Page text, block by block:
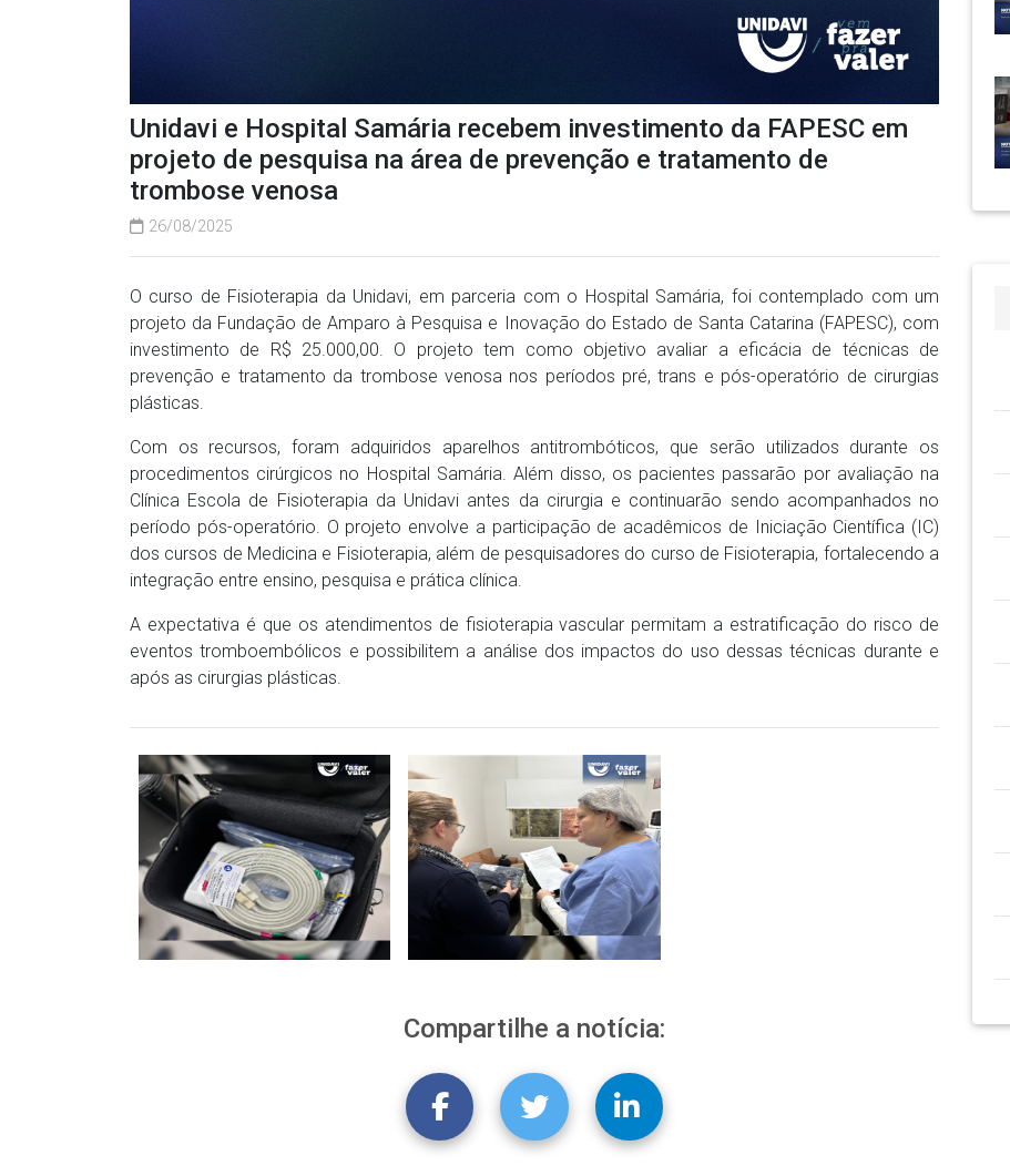
Unidavi e Hospital Samária recebem investimento da FAPESC em
projeto de pesquisa na área de prevenção e tratamento de
trombose venosa
26/08/2025
O curso de Fisioterapia da Unidavi, em parceria com o Hospital Samária, foi contemplado com um
projeto da Fundação de Amparo à Pesquisa e Inovação do Estado de Santa Catarina (FAPESC), com
investimento de R$ 25.000,00. O projeto tem como objetivo avaliar a eficácia de técnicas de
prevenção e tratamento da trombose venosa nos períodos pré, trans e pós-operatório de cirurgias
plásticas.
Com os recursos, foram adquiridos aparelhos antitrombóticos, que serão utilizados durante os
procedimentos cirúrgicos no Hospital Samária. Além disso, os pacientes passarão por avaliação na
Clínica Escola de Fisioterapia da Unidavi antes da cirurgia e continuarão sendo acompanhados no
período pós-operatório. O projeto envolve a participação de acadêmicos de Iniciação Científica (IC)
dos cursos de Medicina e Fisioterapia, além de pesquisadores do curso de Fisioterapia, fortalecendo a
integração entre ensino, pesquisa e prática clínica.
A expectativa é que os atendimentos de fisioterapia vascular permitam a estratificação do risco de
eventos tromboembólicos e possibilitem a análise dos impactos do uso dessas técnicas durante e
após as cirurgias plásticas.
Compartilhe a notícia: